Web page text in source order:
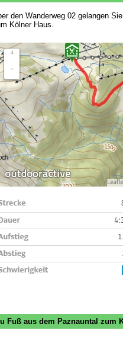
den Wanderweg 02 gelangen
Kölner Haus.
Fuß aus dem Paznauntal zum